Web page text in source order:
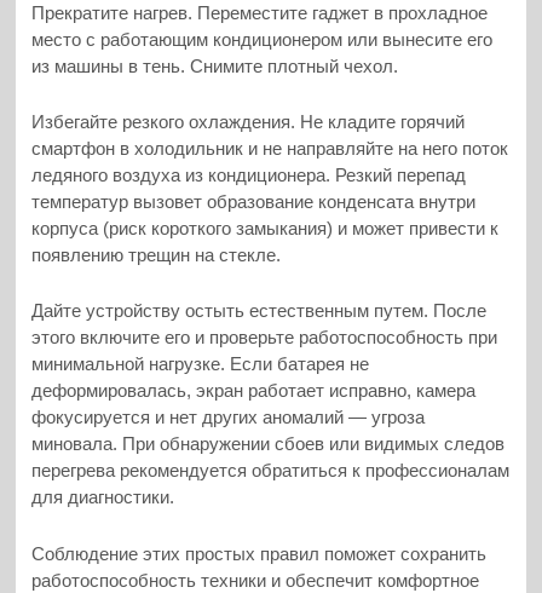
Прекратите нагрев. Переместите гаджет в прохладное
место с работающим кондиционером или вынесите его
из машины в тень. Снимите плотный чехол.
Избегайте резкого охлаждения. Не кладите горячий
смартфон в холодильник и не направляйте на него поток
ледяного воздуха из кондиционера. Резкий перепад
температур вызовет образование конденсата внутри
корпуса (риск короткого замыкания) и может привести к
появлению трещин на стекле.
Дайте устройству остыть естественным путем. После
этого включите его и проверьте работоспособность при
минимальной нагрузке. Если батарея не
деформировалась, экран работает исправно, камера
фокусируется и нет других аномалий — угроза
миновала. При обнаружении сбоев или видимых следов
перегрева рекомендуется обратиться к профессионалам
для диагностики.
Соблюдение этих простых правил поможет сохранить
работоспособность техники и обеспечит комфортное